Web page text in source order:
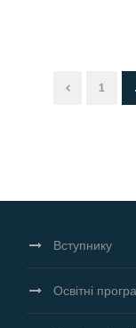
1
Вступнику
Освітні